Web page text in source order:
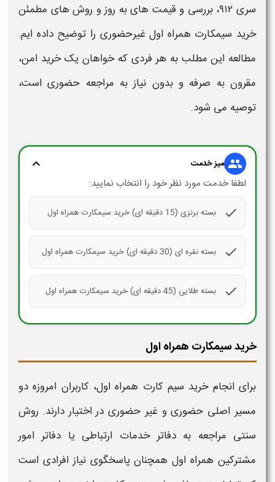
سری ۹۱۲، بررسی و قیمت های به روز و روش های مطمئن
خرید سیمکارت همراه اولغیرحضوری را توضیح داده ایم.
مطالعه این مطلب به هر فردی که خواهان یکخرید امن،
مقرون به صرفه و بدون نیاز به مراجعه حضوری است،
توصیه می شود.
group میز خدمت expand_more
لطفا خدمت مورد نظر خود را انتخاب نمایید:
check بسته برنزی (15 دقیقه ای) خرید سیمکارت همراه اول
check بسته نقره ای (30 دقیقه ای) خرید سیمکارت همراه اول
check بسته طلایی (45 دقیقه ای) خرید سیمکارت همراه اول
خرید سیمکارت همراه اول
برای انجامخرید سیم کارت همراه اول، کاربران امروزه دو
مسیر اصلی حضوری و غیر حضوری در اختیار دارند. روش
سنتی مراجعه به دفاتر خدمات ارتباطی یا دفاتر امور
مشترکین همراه اولهمچنان پاسخگوی نیاز افرادی است